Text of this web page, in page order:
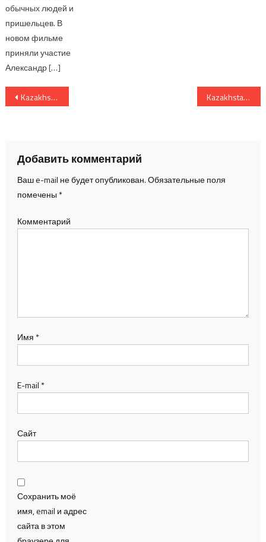
обычных людей и
пришельцев. В
новом фильме
приняли участие
Александр […]
Навигация по записям
Kazakhstan Fashion Week -1 день Kazakhstan Fashion Week — 2 день
Добавить комментарий
Ваш e-mail не будет опубликован.Обязательные поля
помечены *
Комментарий
Имя *
E-mail *
Сайт
Сохранить моё
имя, email и адрес
сайта в этом